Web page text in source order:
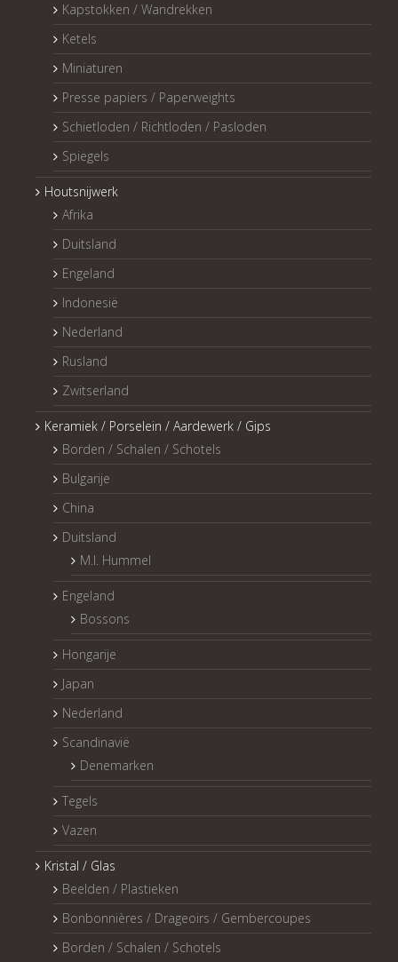
Kapstokken / Wandrekken
Ketels
Miniaturen
Presse papiers / Paperweights
Schietloden / Richtloden / Pasloden
Spiegels
Houtsnijwerk
Afrika
Duitsland
Engeland
Indonesië
Nederland
Rusland
Zwitserland
Keramiek / Porselein / Aardewerk / Gips
Borden / Schalen / Schotels
Bulgarije
China
Duitsland
M.I. Hummel
Engeland
Bossons
Hongarije
Japan
Nederland
Scandinavië
Denemarken
Tegels
Vazen
Kristal / Glas
Beelden / Plastieken
Bonbonnières / Drageoirs / Gembercoupes
Borden / Schalen / Schotels